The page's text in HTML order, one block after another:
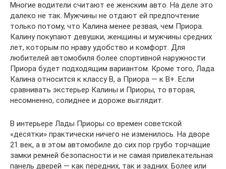
Многие водители считают ее женским авто. На деле это
далеко не так. Мужчины не отдают ей предпочтение
только потому, что Калина менее резвая, чем Приора.
Калину покупают девушки, женщины и мужчины средних
лет, которым по нраву удобство и комфорт. Для
любителей автомобиля более спортивной наружности
Приора будет подходящим вариантом. Кроме того, Лада
Калина относится к классу B, а Приора — к В+. Если
сравнивать экстерьер Калины и Приоры, то вторая,
несомненно, солиднее и дороже выглядит.
В интерьере Лады Приоры со времен советской
«десятки» практически ничего не изменилось. На дворе
21 век, а в этом автомобиле до сих пор грубо торчащие
замки ремней безопасности и не самая привлекательная
панель дверей — как передних, так и задних. Более или